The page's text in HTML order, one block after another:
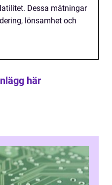
Dessa mätningar
lönsamhet och
här